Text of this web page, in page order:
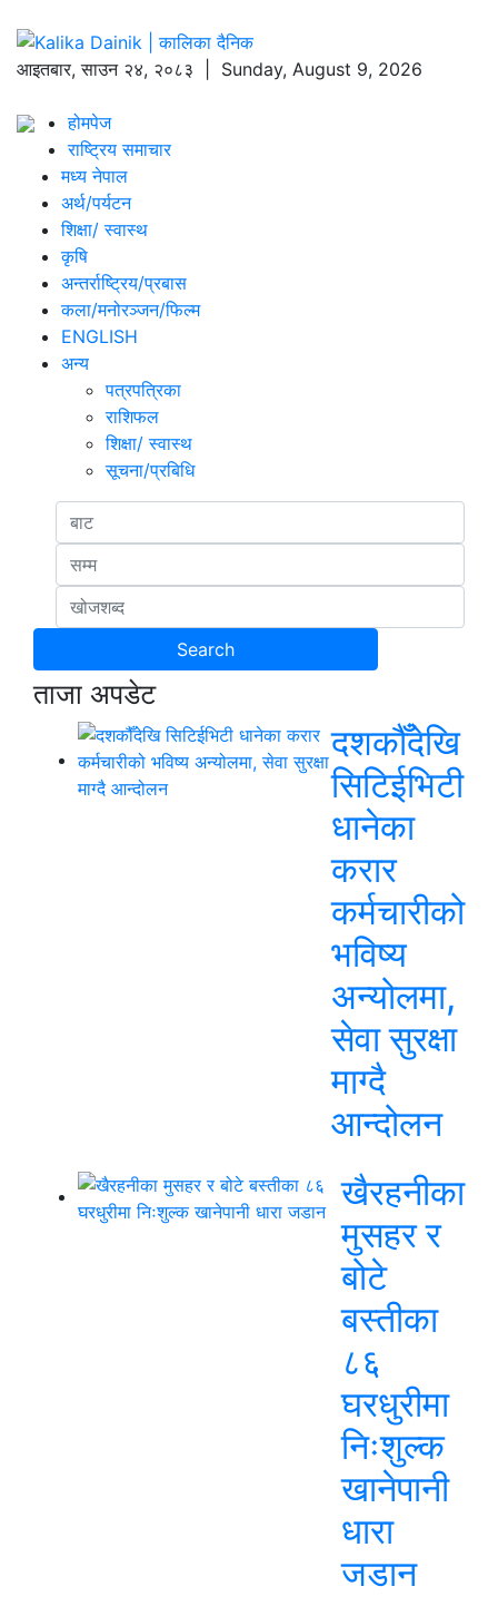
आइतबार,साउन २४, २०८३ | Sunday, August 9, 2026
होमपेज
राष्ट्रिय समाचार
मध्य नेपाल
अर्थ/पर्यटन
शिक्षा/ स्वास्थ
कृषि
अन्तर्राष्ट्रिय/प्रबास
कला/मनोरञ्जन/फिल्म
ENGLISH
अन्य
पत्रपत्रिका
राशिफल
शिक्षा/ स्वास्थ
सूचना/प्रबिधि
ताजा अपडेट
दशकौँदेखि
सिटिईभिटी
धानेका
करार
कर्मचारीको
भविष्य
अन्योलमा,
सेवा सुरक्षा
माग्दै
आन्दोलन
खैरहनीका
मुसहर र
बोटे
बस्तीका
८६
घरधुरीमा
निःशुल्क
खानेपानी
धारा
जडान